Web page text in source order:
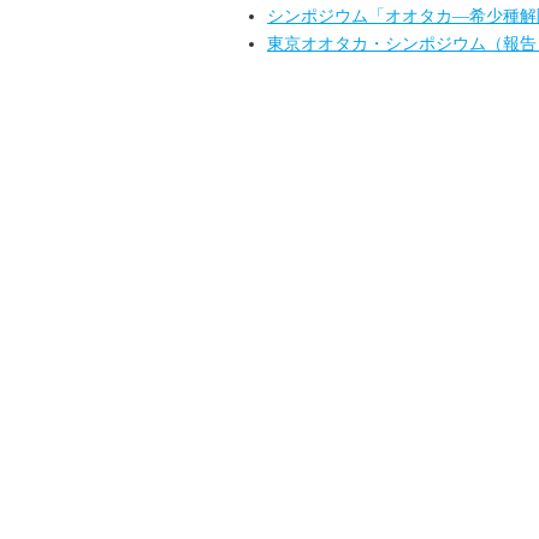
シンポジウム「オオタカ―希少種解
東京オオタカ・シンポジウム（報告